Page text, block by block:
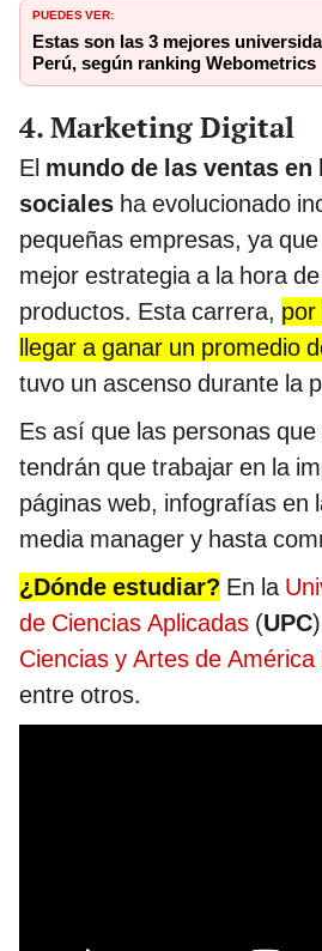
PUEDES VER:
Estas son las 3 mejores
Perú, según ranking Webometrics
4. Marketing Digital
El mundo de las ventas en
sociales ha evolucionado
pequeñas empresas, ya
mejor estrategia a la hora
productos. Esta carrera, por
llegar a ganar un promedio
tuvo un ascenso durante la
Es así que las personas
tendrán que trabajar en la
páginas web, infografías en
media manager y hasta
¿Dónde estudiar? En la
de Ciencias Aplicadas (UPC
Ciencias y Artes de América
entre otros.